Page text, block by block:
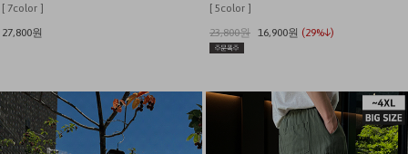
[ 7color ]
27,800원
[ 5color ]
23,800원 16,900원 (29%↓)